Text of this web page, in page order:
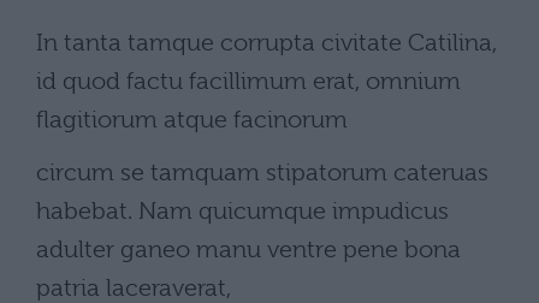
In tanta tamque corrupta civitate Catilina,
id quod factu facillimum erat, omnium
flagitiorum atque facinorum
circum se tamquam stipatorum cateruas
habebat. Nam quicumque impudicus
adulter ganeo manu ventre pene bona
patria laceraverat,